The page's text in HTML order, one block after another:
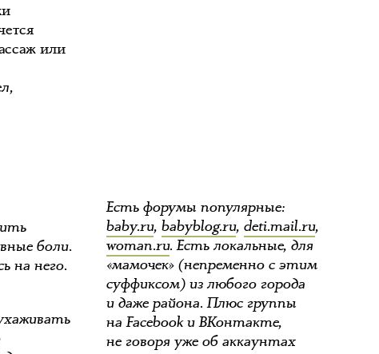
или
боли.
на него.
Есть форумы популярные:
baby.ru,babyblog.ru,deti.mail.ru,
woman.ru.Есть локальные, для
«мамочек» (непременно с этим
суффиксом) из любого города
и даже района. Плюс группы
на Facebook и ВКонтакте,
не говоря уже об аккаунтах